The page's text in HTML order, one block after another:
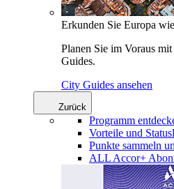
Erkunden Sie Europa
Planen Sie im Voraus
Guides.
City Guides ansehen
Zurück
Programm
Vorteile und
Punkte sammeln
ALL Accor+